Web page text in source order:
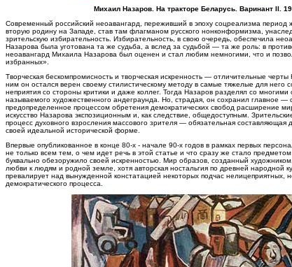
Михаил Назаров. На тракторе Беларусь. Варинант II.
Современный российский неоавангард, переживший в эпоху соцреализма период
вторую родину на Западе, став там флагманом русского нонконформизма,
зрительскую избирательность. Избирательность, в свою очередь, обеспечила
Назарова была уготована та же судьба, а вслед за судьбой — та же роль: в
неоавангард Михаила Назарова был оценен и стал любим немногими, что и
избранных».
Творческая бескомпромисность и творческая искренность — отличительные
ним он остался верен своему стилистическому методу в самые тяжелые для него
неприятия со стороны критики и даже коллег. Тогда Назаров разделял со
называемого художественного андеграунда. Но, страдая, он сохранил главное —
предопределенное процессом обретения демократических свобод расширение
искусство Назарова экспозиционным и, как следствие, общедоступным.
процесс духовного взросления массового зрителя — обязательная составляющая
своей идеальной исторической форме.
Впервые опубликованное в конце 80-х - начале 90-х годов в рамках первых
не только всем тем, о чем идет речь в этой статье и что сразу же стало
буквально обезоружило своей искренностью. Мир образов, созданный
любви к людям и родной земле, хотя авторская ностальгия по древней народной
превалирует над вынужденной констатацией некоторых подчас нелицеприятных,
демократического процесса.